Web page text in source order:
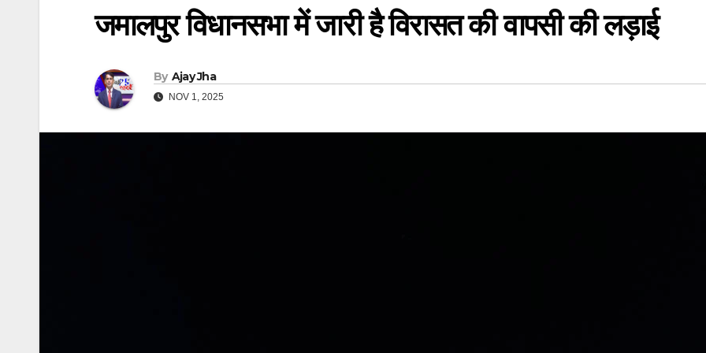
जमालपुर विधानसभा में जारी है विरासत की वापसी की लड़ाई
By Ajay Jha
NOV 1, 2025